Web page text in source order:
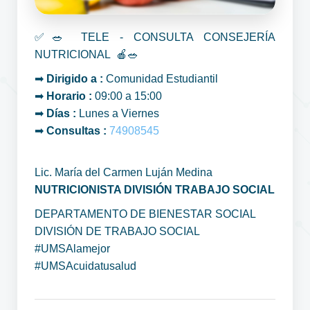
✅🥗 TELE - CONSULTA CONSEJERÍA
NUTRICIONAL 🍎🥗
➡ Dirigido a : Comunidad Estudiantil
➡ Horario : 09:00 a 15:00
➡ Días : Lunes a Viernes
➡ Consultas : 74908545
Lic. María del Carmen Luján Medina
NUTRICIONISTA DIVISIÓN TRABAJO SOCIAL
DEPARTAMENTO DE BIENESTAR SOCIAL
DIVISIÓN DE TRABAJO SOCIAL
#UMSAlamejor
#UMSAcuidatusalud